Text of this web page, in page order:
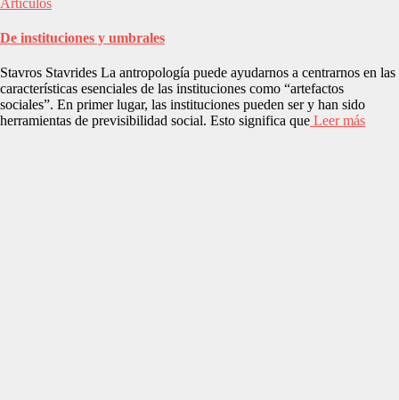
De instituciones y umbrales
Stavros Stavrides La antropología puede ayudarnos a centrarnos en las
características esenciales de las instituciones como “artefactos
sociales”. En primer lugar, las instituciones pueden ser y han sido
herramientas de previsibilidad social. Esto significa que Leer más